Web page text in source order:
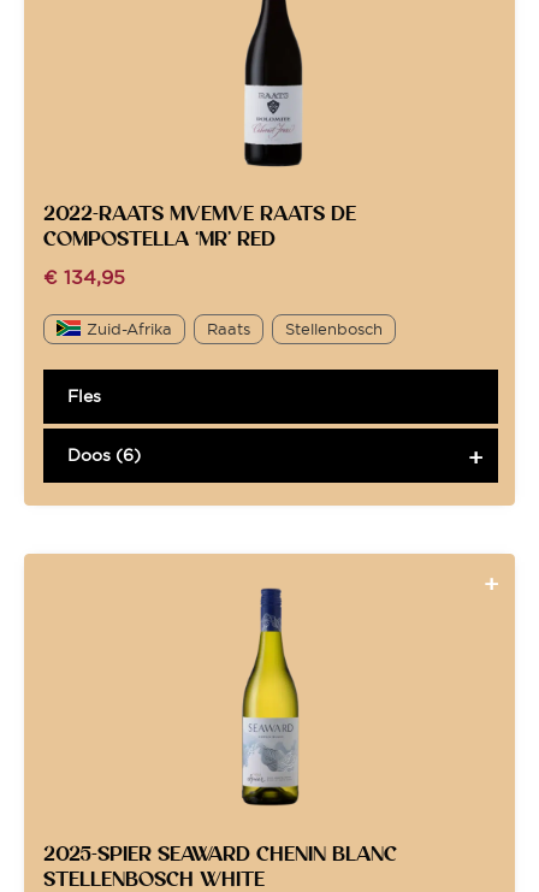
2022-RAATS MVEMVE RAATS DE
COMPOSTELLA ‘MR’ RED
€ 134,95
Zuid-Afrika Raats Stellenbosch
Fles
Doos (6)
2025-SPIER SEAWARD CHENIN BLANC
STELLENBOSCH WHITE